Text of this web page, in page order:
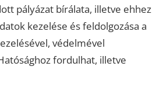
pályázat bírálata, illetve ehhez
kezelése és feldolgozása a
védelmével
fordulhat, illetve